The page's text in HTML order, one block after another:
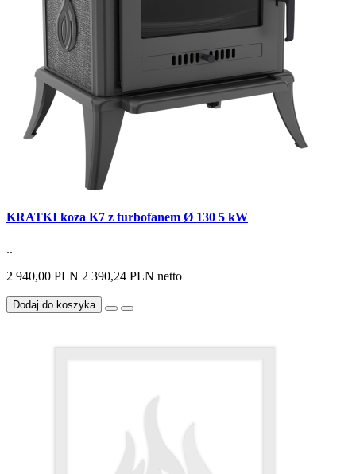
KRATKI koza K7 z turbofanem Ø 130 5 kW
..
2 940,00 PLN 2 390,24 PLN netto
Dodaj do koszyka